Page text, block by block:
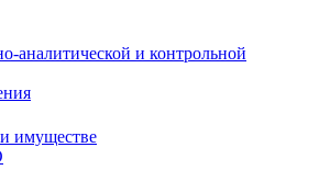
аналитической и контрольной
имуществе